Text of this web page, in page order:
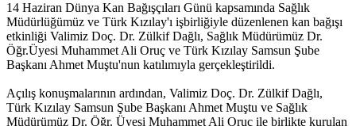
14 Haziran Dünya Kan Bağışçıları Günü kapsamında Sağlık
Müdürlüğümüz ve Türk Kızılay'ı işbirliğiyle düzenlenen kan bağışı
etkinliği Valimiz Doç. Dr. Zülkif Dağlı, Sağlık Müdürümüz Dr.
Öğr.Üyesi Muhammet Ali Oruç ve Türk Kızılay Samsun Şube
Başkanı Ahmet Muştu'nun katılımıyla gerçekleştirildi.
Açılış konuşmalarının ardından, Valimiz Doç. Dr. Zülkif Dağlı,
Türk Kızılay Samsun Şube Başkanı Ahmet Muştu ve Sağlık
Müdürümüz Dr. Öğr. Üyesi Muhammet Ali Oruç ile birlikte kurulan